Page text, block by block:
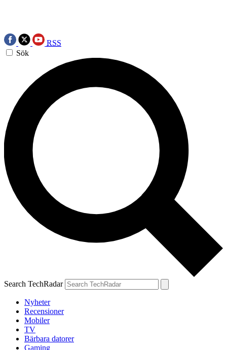
RSS
Sök
Search TechRadar
Nyheter
Recensioner
Mobiler
TV
Bärbara datorer
Gaming